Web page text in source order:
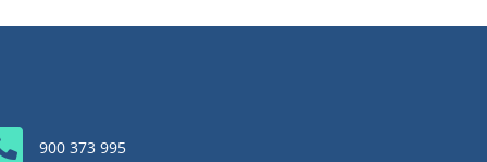
900 373 995